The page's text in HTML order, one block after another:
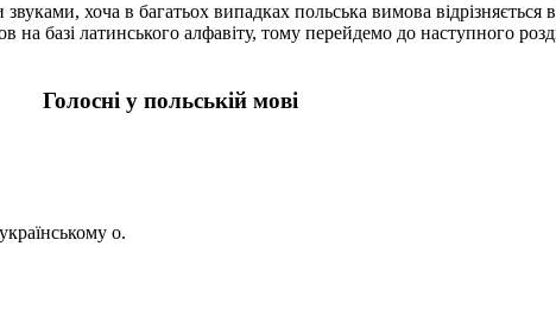
хоча в багатьох випадках польська вимова відрізняється
базі латинського алфавіту, тому перейдемо до наступного
Голосні у польській мові
о.